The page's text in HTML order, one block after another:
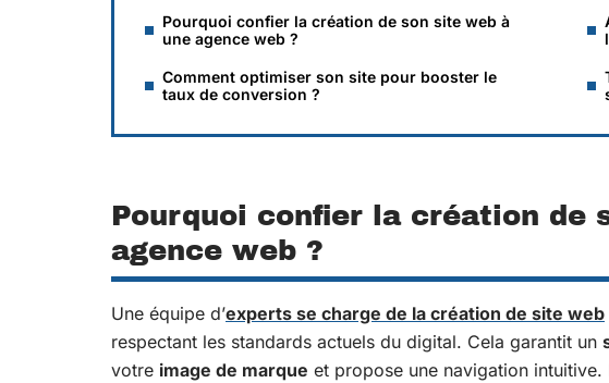
Pourquoi confier la création de son site web à
une agence web ?
Comment optimiser son site pour booster le
taux de conversion ?
Pourquoi confier la création de
agence web ?
Une équipe d’experts se charge de la création de site web
respectant les standards actuels du digital. Cela garantit un
votre image de marque et propose une navigation intuitive.